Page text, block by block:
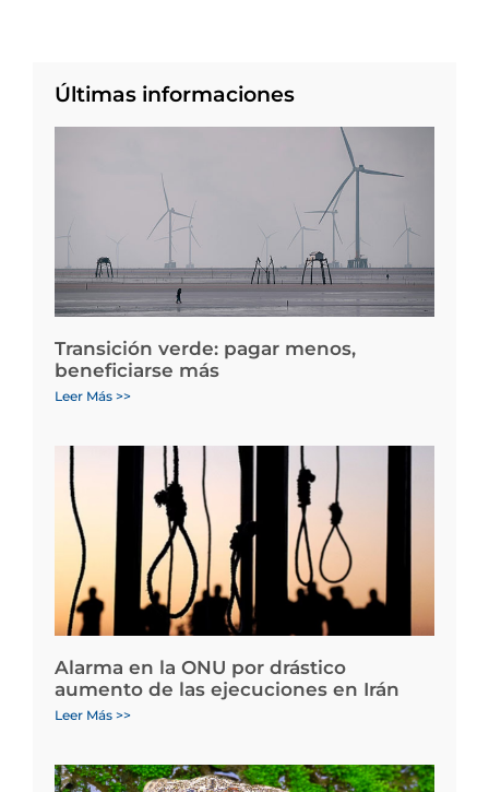
Últimas informaciones
Transición verde: pagar menos,
beneficiarse más
Leer Más >>
Alarma en la ONU por drástico
aumento de las ejecuciones en Irán
Leer Más >>